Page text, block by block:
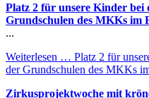
Platz 2 für unsere Kinder bei
Grundschulen des MKKs im
...
Weiterlesen … Platz 2 für
der Grundschulen des MKKs
Zirkusprojektwoche mit